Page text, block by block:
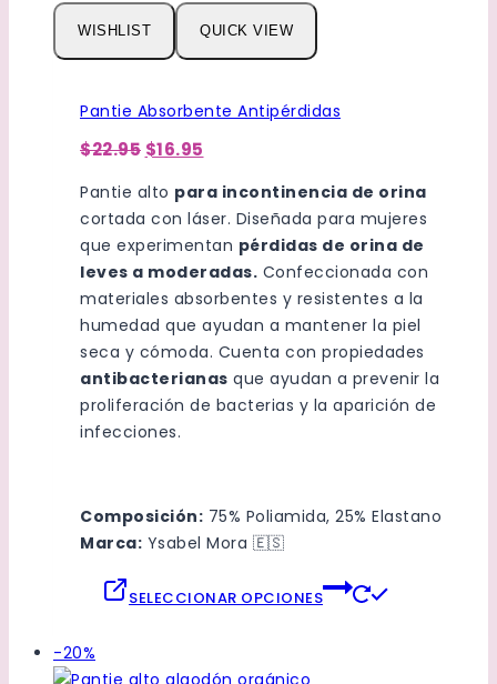
productos
de
WISHLIST QUICK VIEW
Pantie Absorbente Antipérdidas
$22.95 El
precio
original
era:
$22.95.
$16.95
precio
actual
es:
$16.95.
Pantie alto para incontinencia de orina
cortada con láser. Diseñada para mujeres
que experimentan pérdidas de orina de
leves a moderadas. Confeccionada con
materiales absorbentes y resistentes a la
humedad que ayudan a mantener la piel
seca y cómoda. Cuenta con propiedades
antibacterianas que ayudan a prevenir la
proliferación de bacterias y la aparición de
infecciones.
Composición: 75% Poliamida, 25% Elastano
Marca: Ysabel Mora 🇪🇸
SELECCIONAR OPCIONES
-20%
de